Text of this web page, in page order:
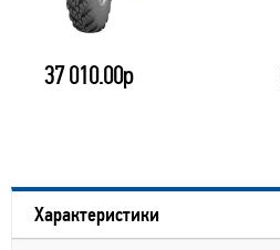
37 010.00р
Характеристики